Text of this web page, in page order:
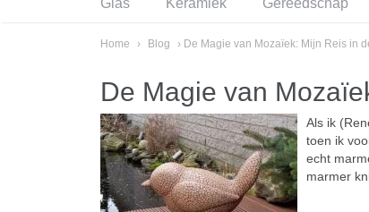
Glas Keramiek Gereedschap
Home › Blog › De Magie van Mozaïek: Mijn Reis in
De Magie van
Als ik
toen ik
echt
marmer